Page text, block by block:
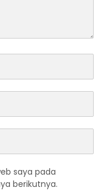
saya pada
berikutnya.